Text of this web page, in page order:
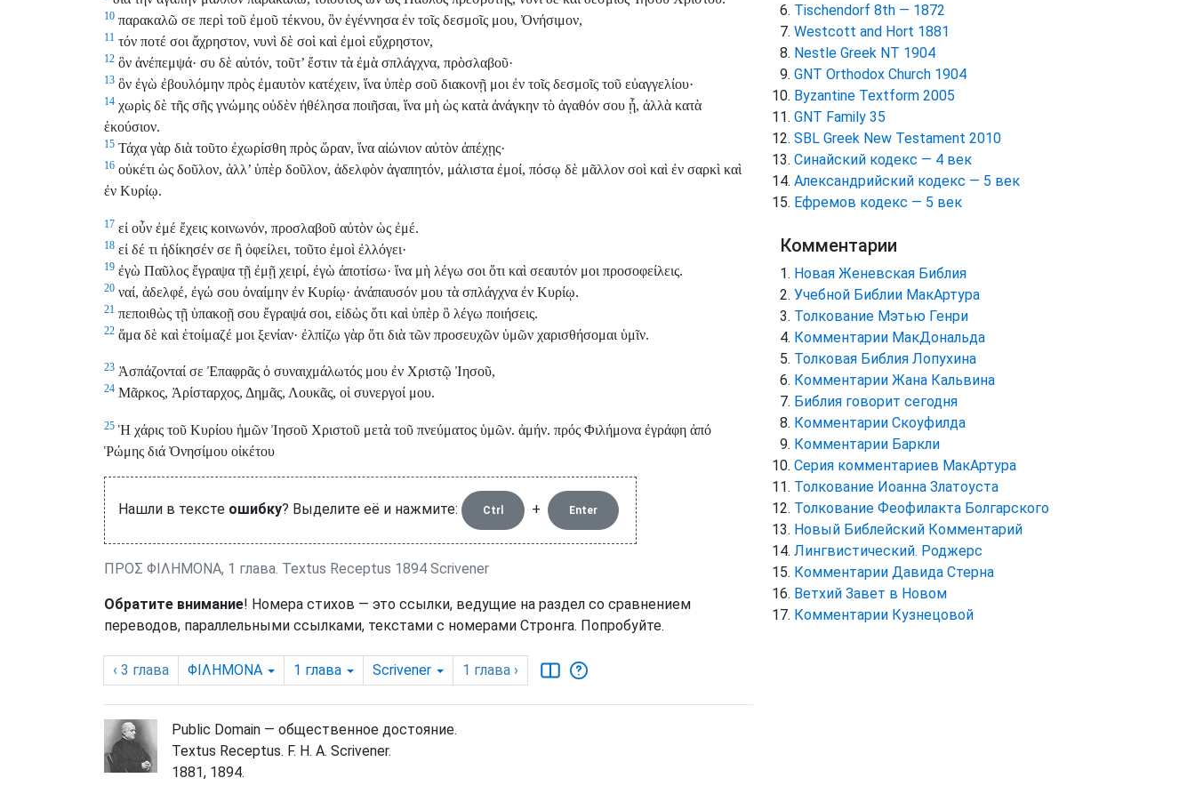
10 παρακαλῶ σε περὶ τοῦ ἐμοῦ τέκνου, ὃν ἐγέννησα ἐν τοῖς δεσμοῖς μου, Ὀνήσιμον,
11 τόν ποτέ σοι ἄχρηστον, νυνὶ δὲ σοὶ καὶ ἐμοὶ εὔχρηστον,
12 ὃν ἀνέπεμψά· συ δὲ αὐτόν, τοῦτ’ ἔστιν τὰ ἐμὰ σπλάγχνα, πρὸσλαβοῦ·
13 ὃν ἐγὼ ἐβουλόμην πρὸς ἐμαυτὸν κατέχειν, ἵνα ὑπὲρ σοῦ διακονῇ μοι ἐν τοῖς δεσμοῖς τοῦ εὐαγγελίου·
14 χωρὶς δὲ τῆς σῆς γνώμης οὐδὲν ἠθέλησα ποιῆσαι, ἵνα μὴ ὡς κατὰ ἀνάγκην τὸ ἀγαθόν σου ᾖ, ἀλλὰ κατὰ
ἑκούσιον.
15 Τάχα γὰρ διὰ τοῦτο ἐχωρίσθη πρὸς ὥραν, ἵνα αἰώνιον αὐτὸν ἀπέχῃς·
16 οὐκέτι ὡς δοῦλον, ἀλλ’ ὑπὲρ δοῦλον, ἀδελφὸν ἀγαπητόν, μάλιστα ἐμοί, πόσῳ δὲ μᾶλλον σοὶ καὶ ἐν σαρκὶ καὶ
ἐν Κυρίῳ.
17 εἰ οὖν ἐμέ ἔχεις κοινωνόν, προσλαβοῦ αὐτὸν ὡς ἐμέ.
18 εἰ δέ τι ἠδίκησέν σε ἢ ὀφείλει, τοῦτο ἐμοὶ ἐλλόγει·
19 ἐγὼ Παῦλος ἔγραψα τῇ ἐμῇ χειρί, ἐγὼ ἀποτίσω· ἵνα μὴ λέγω σοι ὅτι καὶ σεαυτόν μοι προσοφείλεις.
20 ναί, ἀδελφέ, ἐγώ σου ὀναίμην ἐν Κυρίῳ· ἀνάπαυσόν μου τὰ σπλάγχνα ἐν Κυρίῳ.
21 πεποιθὼς τῇ ὑπακοῇ σου ἔγραψά σοι, εἰδὼς ὅτι καὶ ὑπὲρ ὃ λέγω ποιήσεις.
22 ἅμα δὲ καὶ ἑτοίμαζέ μοι ξενίαν· ἐλπίζω γὰρ ὅτι διὰ τῶν προσευχῶν ὑμῶν χαρισθήσομαι ὑμῖν.
23 Ἀσπάζονταί σε Ἐπαφρᾶς ὁ συναιχμάλωτός μου ἐν Χριστῷ Ἰησοῦ,
24 Μᾶρκος, Ἀρίσταρχος, Δημᾶς, Λουκᾶς, οἱ συνεργοί μου.
25 Ἡ χάρις τοῦ Κυρίου ἡμῶν Ἰησοῦ Χριστοῦ μετὰ τοῦ πνεύματος ὑμῶν. ἀμήν. πρός Φιλήμονα ἐγράφη ἀπό
Ῥώμης διά Ὀνησίμου οἰκέτου
Нашли в тексте ошибку? Выделите её и нажмите: Ctrl + Enter
ΠΡΟΣ ΦΙΛΗΜΟΝΑ, 1 глава. Textus Receptus 1894 Scrivener
Обратите внимание! Номера стихов — это ссылки, ведущие на раздел со сравнением
переводов, параллельными ссылками, текстами с номерами Стронга. Попробуйте.
‹ 3 глава ΦΙΛΗΜΟΝΑ 1 глава Scrivener 1 глава ›
Public Domain — общественное достояние.
Textus Receptus. F. H. A. Scrivener.
1881, 1894.
Tischendorf 8th — 1872
Westcott and Hort 1881
Nestle Greek NT 1904
GNT Orthodox Church 1904
Byzantine Textform 2005
GNT Family 35
SBL Greek New Testament 2010
Синайский кодекс — 4 век
Александрийский кодекс — 5 век
Ефремов кодекс — 5 век
Комментарии
Новая Женевская Библия
Учебной Библии МакАртура
Толкование Мэтью Генри
Комментарии МакДональда
Толковая Библия Лопухина
Комментарии Жана Кальвина
Библия говорит сегодня
Комментарии Скоуфилда
Комментарии Баркли
Серия комментариев МакАртура
Толкование Иоанна Златоуста
Толкование Феофилакта Болгарского
Новый Библейский Комментарий
Лингвистический. Роджерс
Комментарии Давида Стерна
Ветхий Завет в Новом
Комментарии Кузнецовой